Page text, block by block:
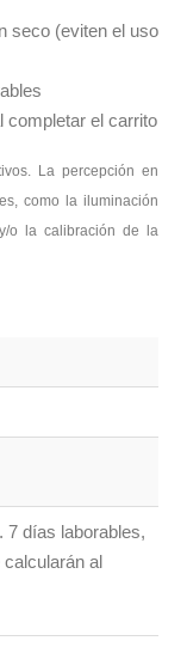
seco (eviten el uso
completar el carrito
La percepción en
como la iluminación
o la calibración de la
7 días laborables,
al